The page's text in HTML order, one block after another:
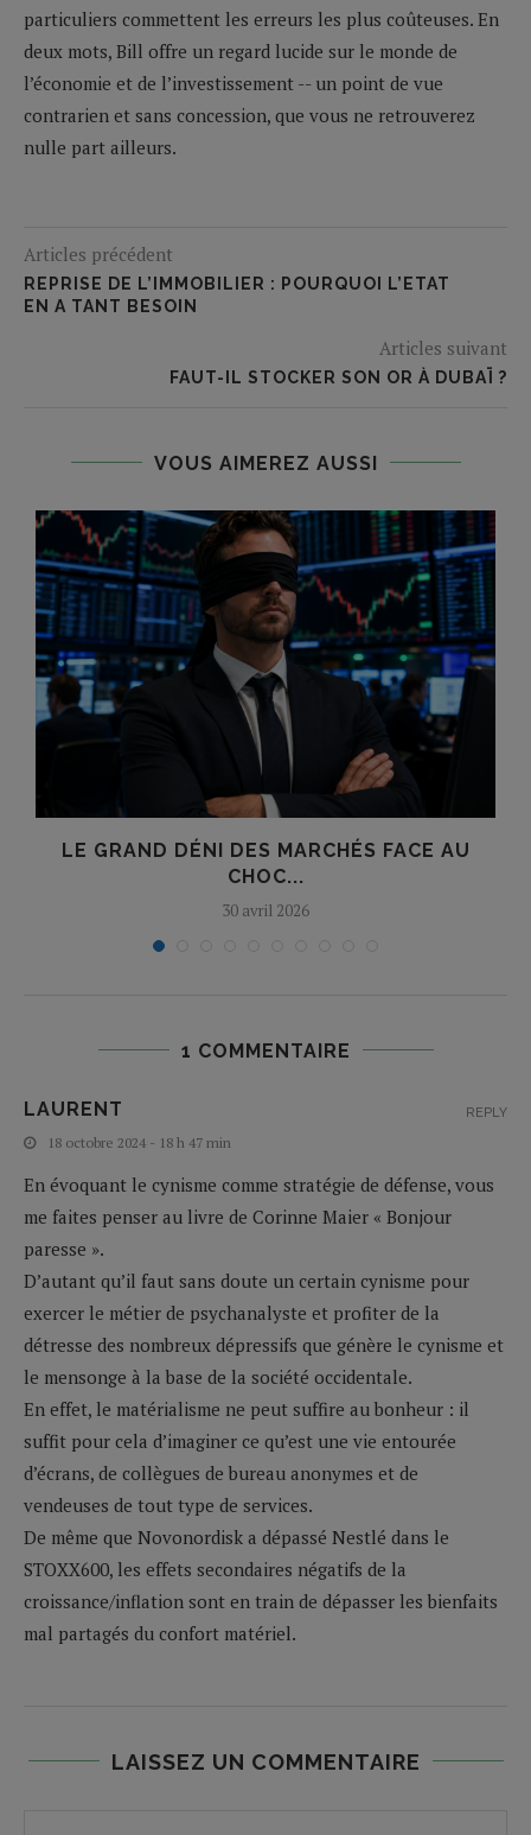
particuliers commettent les erreurs les plus coûteuses. En
deux mots, Bill offre un regard lucide sur le monde de
l’économie et de l’investissement -- un point de vue
contrarien et sans concession, que vous ne retrouverez
nulle part ailleurs.
Articles précédent
REPRISE DE L’IMMOBILIER : POURQUOI L’ETAT
EN A TANT BESOIN
Articles suivant
FAUT-IL STOCKER SON OR À DUBAÏ ?
VOUS AIMEREZ AUSSI
LE GRAND DÉNI DES MARCHÉS FACE AU
CHOC...
30 avril 2026
1 COMMENTAIRE
LAURENT
18 octobre 2024 - 18 h 47 min
En évoquant le cynisme comme stratégie de défense, vous
me faites penser au livre de Corinne Maier « Bonjour
paresse ».
D’autant qu’il faut sans doute un certain cynisme pour
exercer le métier de psychanalyste et profiter de la
détresse des nombreux dépressifs que génère le cynisme et
le mensonge à la base de la société occidentale.
En effet, le matérialisme ne peut suffire au bonheur : il
suffit pour cela d’imaginer ce qu’est une vie entourée
d’écrans, de collègues de bureau anonymes et de
vendeuses de tout type de services.
De même que Novonordisk a dépassé Nestlé dans le
STOXX600, les effets secondaires négatifs de la
croissance/inflation sont en train de dépasser les bienfaits
mal partagés du confort matériel.
REPLY
LAISSEZ UN COMMENTAIRE